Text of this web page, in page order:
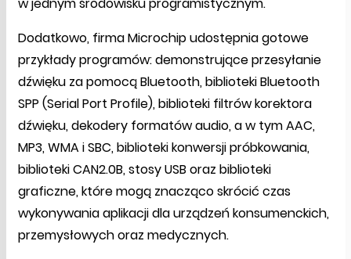
w jednym środowisku programistycznym.
Dodatkowo, firma Microchip udostępnia gotowe
przykłady programów: demonstrujące przesyłanie
dźwięku za pomocą Bluetooth, biblioteki Bluetooth
SPP (Serial Port Profile), biblioteki filtrów korektora
dźwięku, dekodery formatów audio, a w tym AAC,
MP3, WMA i SBC, biblioteki konwersji próbkowania,
biblioteki CAN2.0B, stosy USB oraz biblioteki
graficzne, które mogą znacząco skrócić czas
wykonywania aplikacji dla urządzeń konsumenckich,
przemysłowych oraz medycznych.